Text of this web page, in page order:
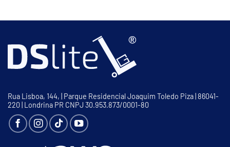
Rua Lisboa, 144, | Parque Residencial Joaquim Toledo Piza | 86041-
220 | Londrina PR CNPJ 30.953.873/0001-80